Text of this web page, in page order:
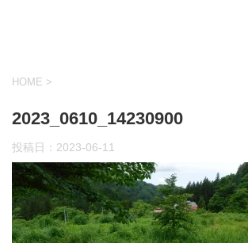
HOME >
2023_0610_14230900
投稿日： 2023-06-11